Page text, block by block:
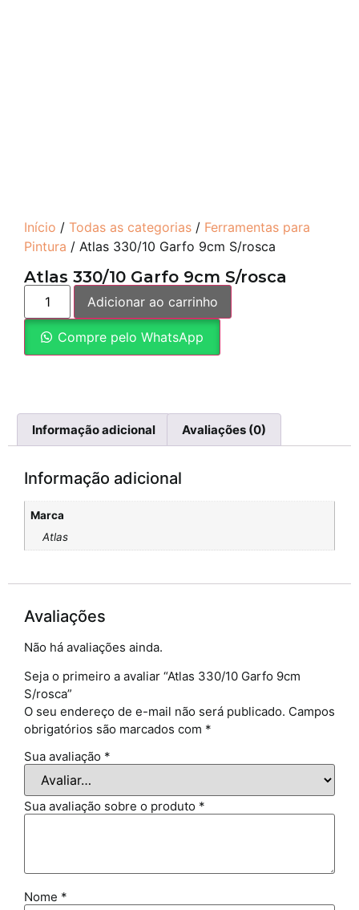
Início / Todas as categorias / Ferramentas para
Pintura / Atlas 330/10 Garfo 9cm S/rosca
Atlas 330/10 Garfo 9cm S/rosca
Adicionar ao carrinho
Compre pelo WhatsApp
Informação adicional Avaliações (0)
Informação adicional
Marca
Atlas
Avaliações
Não há avaliações ainda.
Seja o primeiro a avaliar “Atlas 330/10 Garfo 9cm
S/rosca”
O seu endereço de e-mail não será publicado. Campos
obrigatórios são marcados com *
Sua avaliação *
Sua avaliação sobre o produto *
Nome *